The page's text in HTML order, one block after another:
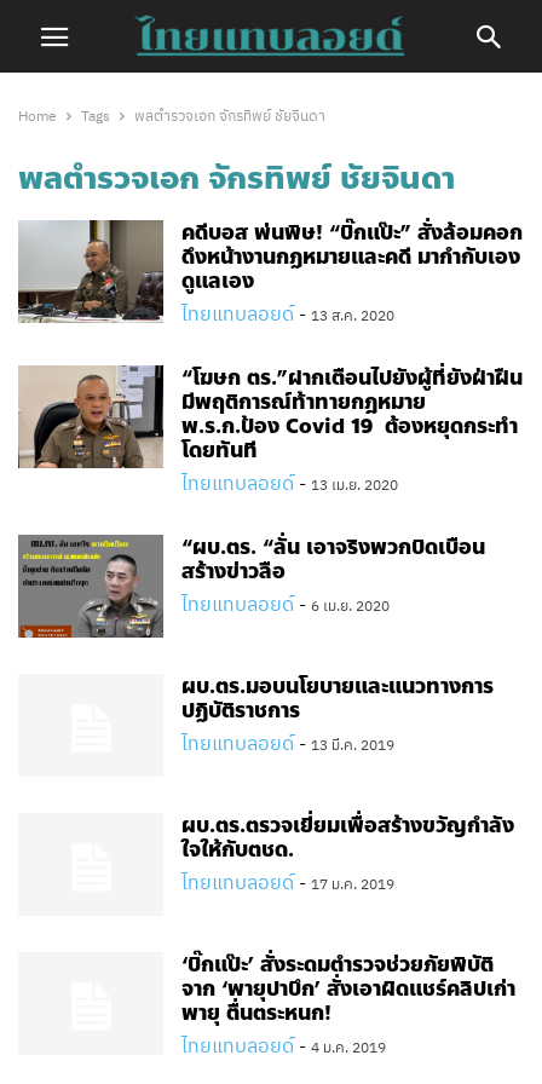
Home Tags พลตำรวจเอก จักรทิพย์ ชัยจินดา
พลตำรวจเอก จักรทิพย์ ชัยจินดา
คดีบอส พ่นพิษ! “บิ๊กแป๊ะ” สั่งล้อมคอก
ดึงหน้างานกฏหมายและคดี มากำกับเอง
ดูแลเอง
ไทยแทบลอยด์ - 13 ส.ค. 2020
“โฆษก ตร.”ฝากเตือนไปยังผู้ที่ยังฝ่าฝืน
มีพฤติการณ์ท้าทายกฎหมาย
พ.ร.ก.ป้อง Covid 19 ต้องหยุดกระทำ
โดยทันที
ไทยแทบลอยด์ - 13 เม.ย. 2020
“ผบ.ตร. “ลั่น เอาจริงพวกบิดเบือน
สร้างข่าวลือ
ไทยแทบลอยด์ - 6 เม.ย. 2020
ผบ.ตร.มอบนโยบายและแนวทางการ
ปฏิบัติราชการ
ไทยแทบลอยด์ - 13 มี.ค. 2019
ผบ.ตร.ตรวจเยี่ยมเพื่อสร้างขวัญกำลัง
ใจให้กับตชด.
ไทยแทบลอยด์ - 17 ม.ค. 2019
‘บิ๊กแป๊ะ’ สั่งระดมตำรวจช่วยภัยพิบัติ
จาก ‘พายุปาบึก’ สั่งเอาผิดแชร์คลิปเก่า
พายุ ตื่นตระหนก!
ไทยแทบลอยด์ - 4 ม.ค. 2019